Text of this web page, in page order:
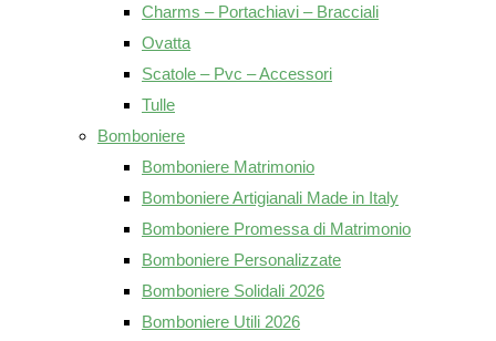
Charms – Portachiavi – Bracciali
Ovatta
Scatole – Pvc – Accessori
Tulle
Bomboniere
Bomboniere Matrimonio
Bomboniere Artigianali Made in Italy
Bomboniere Promessa di Matrimonio
Bomboniere Personalizzate
Bomboniere Solidali 2026
Bomboniere Utili 2026